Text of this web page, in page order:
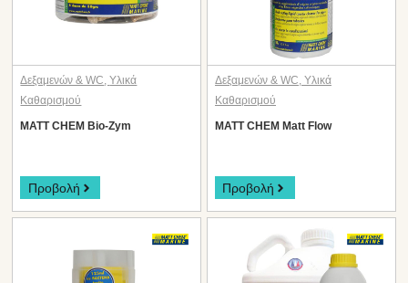
Δεξαμενών & WC,Υλικά
Καθαρισμού
MATT CHEM Bio-Zym
Προβολή
Δεξαμενών & WC, Υλικά
Καθαρισμού
MATT CHEM Matt Flow
Προβολή